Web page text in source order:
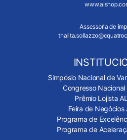
Assessoria de
Simpósio Nacional de
Congresso Nacional
Prêmio Lojista
Feira de Negócios
Programa de
Programa de